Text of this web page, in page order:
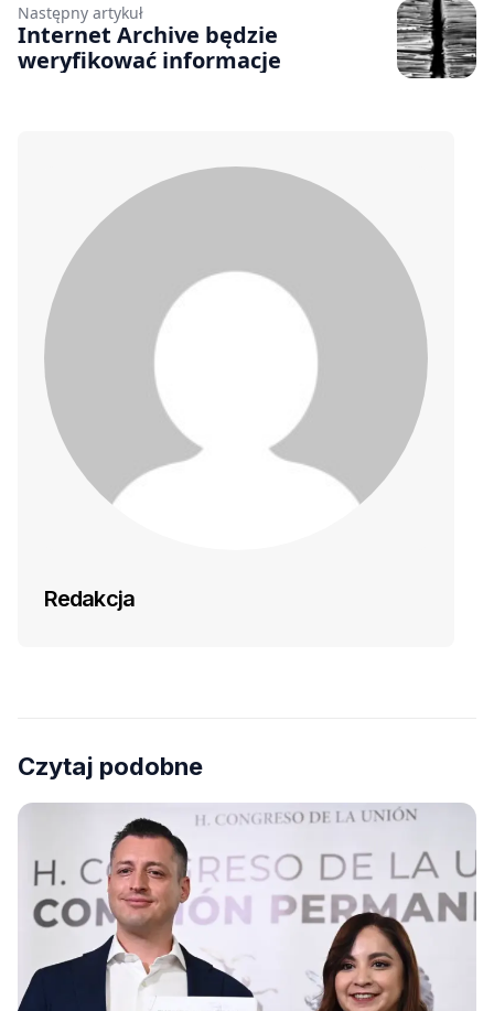
Następny artykuł
Internet Archive będzie
weryfikować informacje
Redakcja
Czytaj podobne